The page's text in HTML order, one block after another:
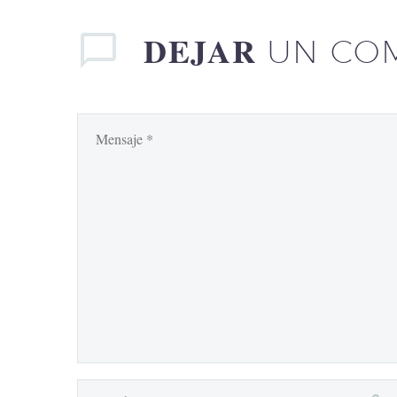
DEJAR UN